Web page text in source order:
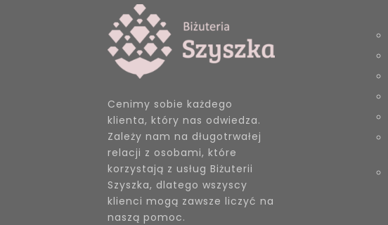
Cenimy sobie każdego
klienta, który nas odwiedza.
Zależy nam na długotrwałej
relacji z osobami, które
korzystają z usług Biżuterii
Szyszka, dlatego wszyscy
klienci mogą zawsze liczyć na
naszą pomoc.